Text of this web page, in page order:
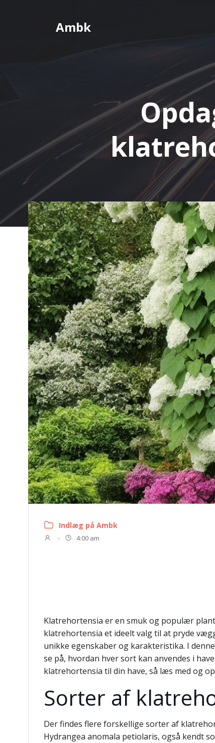
Ambk
Indlæg på Ambk
- 4:00 am
Klatrehortensia er en smuk og populær
klatrehortensia et ideelt valg til at pryde
unikke egenskaber og karakteristika. I
se på, hvordan hver sort kan anvendes i
klatrehortensia til din have, så læs med og
Sorter af
Der findes flere forskellige sorter af
Hydrangea anomala petiolaris, også kendt